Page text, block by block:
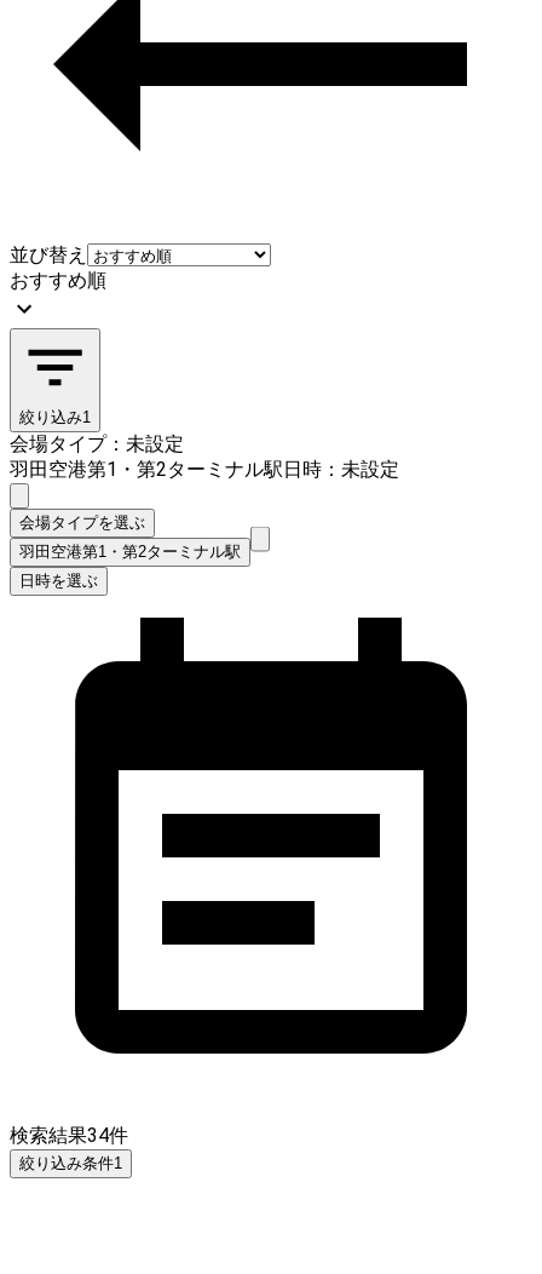
並び替え
おすすめ順
絞り込み1
会場タイプ：未設定
羽田空港第1・第2ターミナル駅日時：未設定
会場タイプを選ぶ
羽田空港第1・第2ターミナル駅
日時を選ぶ
検索結果34件
絞り込み条件1